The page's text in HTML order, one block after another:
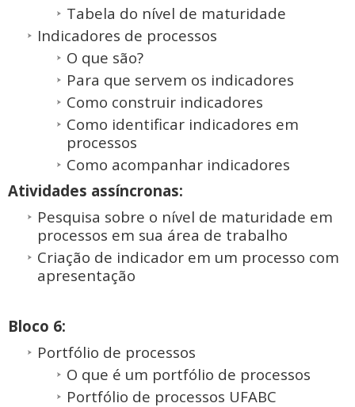
Tabela do nível de maturidade
Indicadores de processos
O que são?
Para que servem os indicadores
Como construir indicadores
Como identificar indicadores em
processos
Como acompanhar indicadores
Atividades assíncronas:
Pesquisa sobre o nível de maturidade em
processos em sua área de trabalho
Criação de indicador em um processo com
apresentação
Bloco 6:
Portfólio de processos
O que é um portfólio de processos
Portfólio de processos UFABC